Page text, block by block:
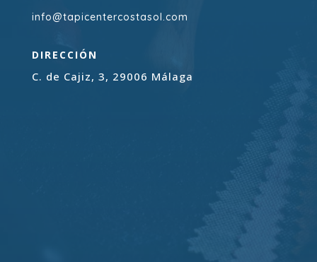
info@tapicentercostasol.com
DIRECCIÓN
C. de Cajiz, 3, 29006 Málaga